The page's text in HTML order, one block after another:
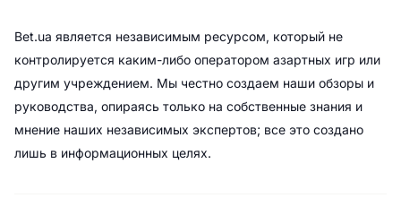
Bet.ua является независимым ресурсом, который не
контролируется каким-либо оператором азартных игр или
другим учреждением. Мы честно создаем наши обзоры и
руководства, опираясь только на собственные знания и
мнение наших независимых экспертов; все это создано
лишь в информационных целях.